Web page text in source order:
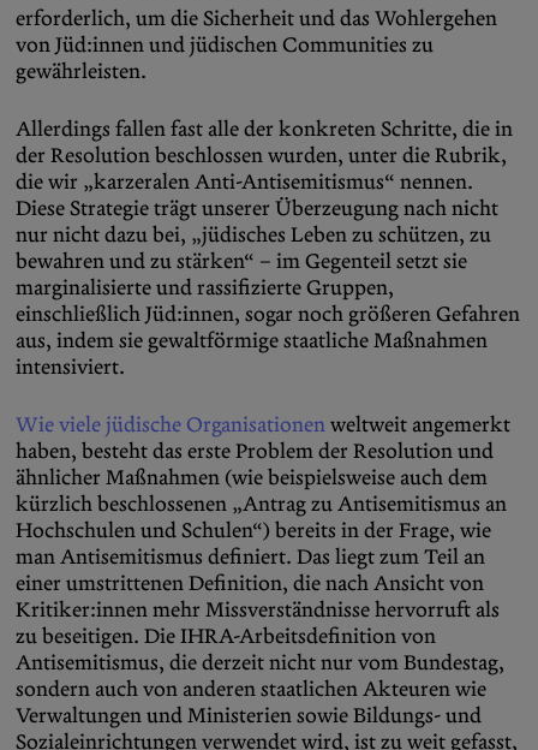
erforderlich, um die Sicherheit und das Wohlergehen
von Jüd:innen und jüdischen Communities zu
gewährleisten.
Allerdings fallen fast alle der konkreten Schritte, die in
der Resolution beschlossen wurden, unter die Rubrik,
die wir „karzeralen Anti-Antisemitismus“ nennen.
Diese Strategie trägt unserer Überzeugung nach nicht
nur nicht dazu bei, „jüdisches Leben zu schützen, zu
bewahren und zu stärken“ – im Gegenteil setzt sie
marginalisierte und rassifizierte Gruppen,
einschließlich Jüd:innen, sogar noch größeren Gefahren
aus, indem sie gewaltförmige staatliche Maßnahmen
intensiviert.
Wie viele jüdische Organisationenweltweit angemerkt
haben, besteht das erste Problem der Resolution und
ähnlicher Maßnahmen (wie beispielsweise auch dem
kürzlich beschlossenen „Antrag zu Antisemitismus an
Hochschulen und Schulen“) bereits in der Frage, wie
man Antisemitismus definiert. Das liegt zum Teil an
einer umstrittenen Definition, die nach Ansicht von
Kritiker:innen mehr Missverständnisse hervorruft als
zu beseitigen. Die IHRA-Arbeitsdefinition von
Antisemitismus, die derzeit nicht nur vom Bundestag,
sondern auch von anderen staatlichen Akteuren wie
Verwaltungen und Ministerien sowie Bildungs- und
Sozialeinrichtungen verwendet wird, ist zu weit gefasst,